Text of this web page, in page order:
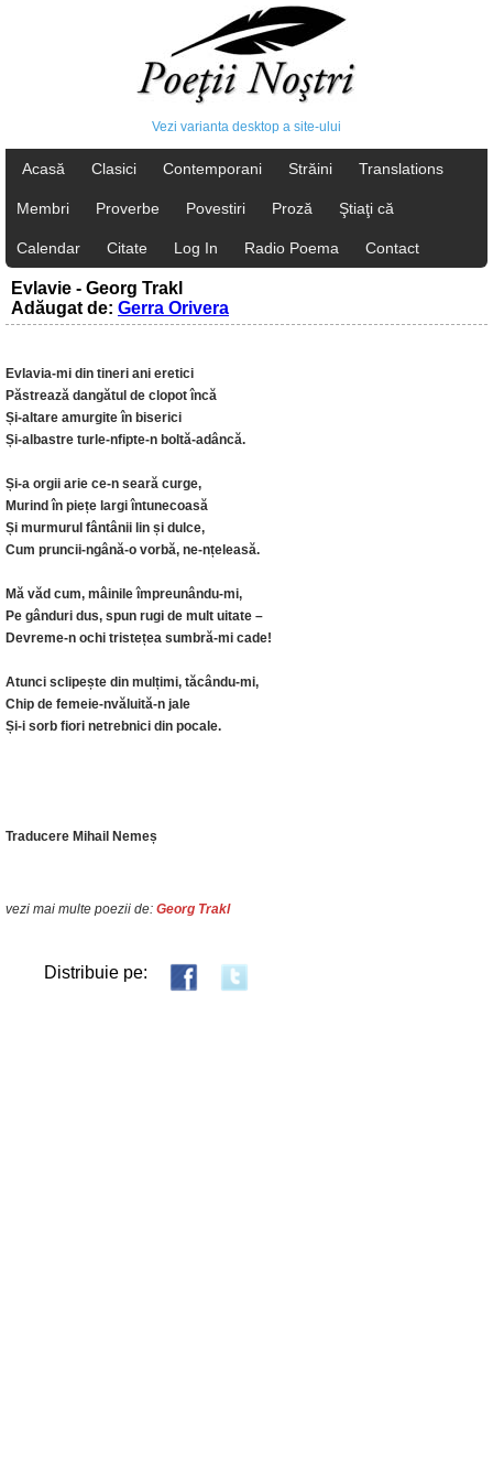
Vezi varianta desktop a site-ului
Acasă Clasici Contemporani Străini Translations
Membri Proverbe Povestiri Proză Ştiaţi că
Calendar Citate Log In Radio Poema Contact
Evlavie - Georg Trakl
Adăugat de: Gerra Orivera
Evlavia-mi din tineri ani eretici
Păstrează dangătul de clopot încă
Și-altare amurgite în biserici
Și-albastre turle-nfipte-n boltă-adâncă.
Și-a orgii arie ce-n seară curge,
Murind în piețe largi întunecoasă
Și murmurul fântânii lin și dulce,
Cum pruncii-ngână-o vorbă, ne-nțeleasă.
Mă văd cum, mâinile împreunându-mi,
Pe gânduri dus, spun rugi de mult uitate –
Devreme-n ochi tristețea sumbră-mi cade!
Atunci sclipește din mulțimi, tăcându-mi,
Chip de femeie-nvăluită-n jale
Și-i sorb fiori netrebnici din pocale.
Traducere Mihail Nemeș
vezi mai multe poezii de: Georg Trakl
Distribuie pe: